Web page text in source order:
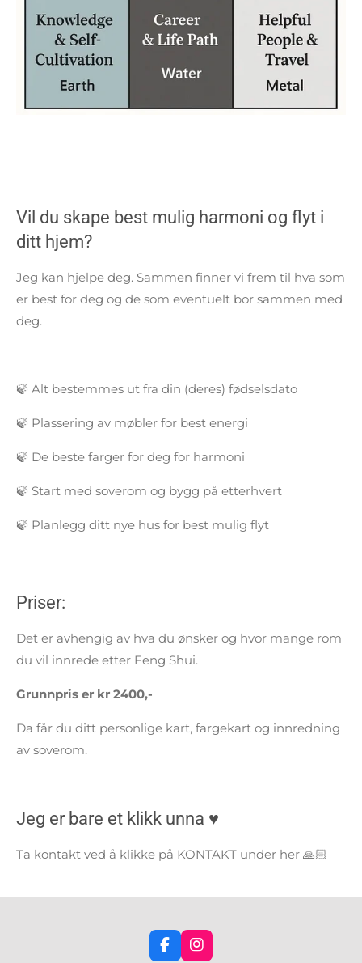
Vil du skape best mulig harmoni og flyt i
ditt hjem?
Jeg kan hjelpe deg. Sammen finner vi frem til hva som
er best for deg og de som eventuelt bor sammen med
deg.
🍃 Alt bestemmes ut fra din (deres) fødselsdato
🍃 Plassering av møbler for best energi
🍃 De beste farger for deg for harmoni
🍃 Start med soverom og bygg på etterhvert
🍃 Planlegg ditt nye hus for best mulig flyt
Priser:
Det er avhengig av hva du ønsker og hvor mange rom
du vil innrede etter Feng Shui.
Grunnpris er kr 2400,-
Da får du ditt personlige kart, fargekart og innredning
av soverom.
Jeg er bare et klikk unna ♥️
Ta kontakt ved å klikke på KONTAKT under her 🙏🏻
F
I